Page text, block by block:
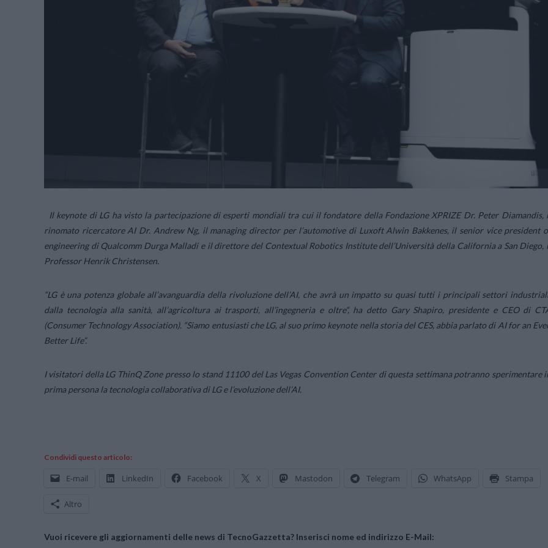
Il keynote di LG ha visto la partecipazione di esperti mondiali tra cui il fondatore della Fondazione XPRIZE Dr. Peter Diamandis,
rinomato ricercatore AI Dr. Andrew Ng, il managing director per l’automotive di Luxoft Alwin Bakkenes, il senior vice president
engineering di Qualcomm Durga Malladi e il direttore del Contextual Robotics Institute dell’Università della California a San Diego,
Professor Henrik Christensen.
“LG è una potenza globale all’avanguardia della rivoluzione dell’AI, che avrà un impatto su quasi tutti i principali settori
dalla tecnologia alla sanità, all’agricoltura ai trasporti, all’ingegneria e oltre“, ha detto Gary Shapiro, presidente e CEO di
(Consumer Technology Association). “Siamo entusiasti che LG, al suo primo keynote nella storia del CES, abbia parlato di AI for an
Better Life”.
I visitatori della LG ThinQ Zone presso lo stand 11100 del Las Vegas Convention Center di questa settimana potranno sperimentare
prima persona la tecnologia collaborativa di LG e l’evoluzione dell’AI.
Condividi questo articolo:
E-mail LinkedIn Facebook X Mastodon Telegram WhatsApp Stampa
Altro
Vuoi ricevere gli aggiornamenti delle news di TecnoGazzetta? Inserisci nome ed indirizzo E-Mail: